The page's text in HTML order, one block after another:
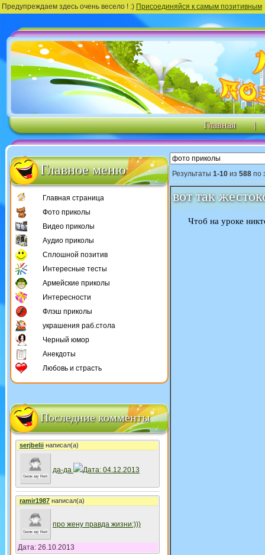
Предупреждаем здесь очень весело ! :) Присоединяйся к самым позитивным
Главная |
Главное меню
Главная страница
Фото приколы
Видео приколы
Аудио приколы
Сплошной позитив
Интересные тесты
Армейские приколы
Интересности
Флэш приколы
украшения раб.стола
Черный юмор
Анекдоты
Любовь и страсть
Последние комменты
serjbeliiнаписал(а)
да-да Дата: 04.12.2013
ramir1987написал(а)
про жену правда жизни:)))
Дата: 26.10.2013
Результаты 1-10 из 588 по
вот так
Чтоб на уроке